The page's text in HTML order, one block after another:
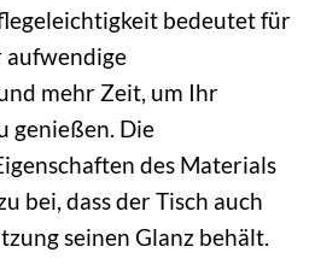
bedeutet für
aufwendige
mehr Zeit, um Ihr
genießen. Die
des Materials
bei, dass der Tisch auch
seinen Glanz behält.